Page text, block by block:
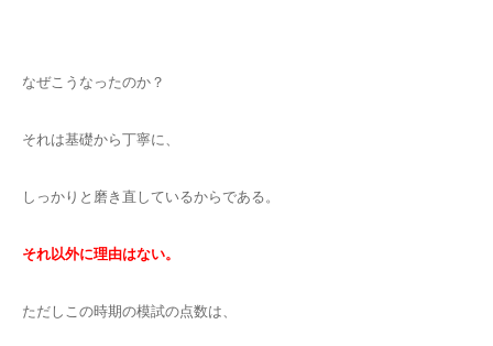
なぜこうなったのか？
それは基礎から丁寧に、
しっかりと磨き直しているからである。
それ以外に理由はない。
ただしこの時期の模試の点数は、